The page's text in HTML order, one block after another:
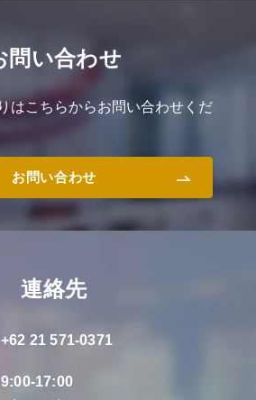
問い合わせ
はこちらからお問い合わせくだ
お問い合わせ
連絡先
+62 21 571-0371
9:00-17:00